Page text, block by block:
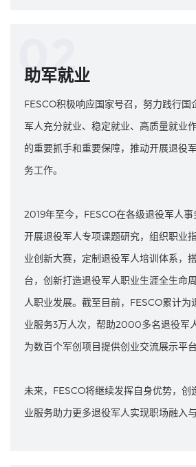
02
助军就业
FESCO积极响应国家号召，努力践行国
军人充分就业、稳定就业、高质量就业
的重要抓手和重要保障，推动开展退役
务工作。
2019年至今，FESCO在各级退役军人
开展退役军人专项课题研究，组织职业
业创新大赛，定制退役军人培训体系，
台，创新打造退役军人职业生涯全生命
人职业发展。截至目前，FESCO累计为
业服务3万人次，帮助2000多名退役军
为数百个军创项目提供创业交流展示平台
未来，FESCO将继续发挥自身优势，创
业服务助力更多退役军人实现职场融入与